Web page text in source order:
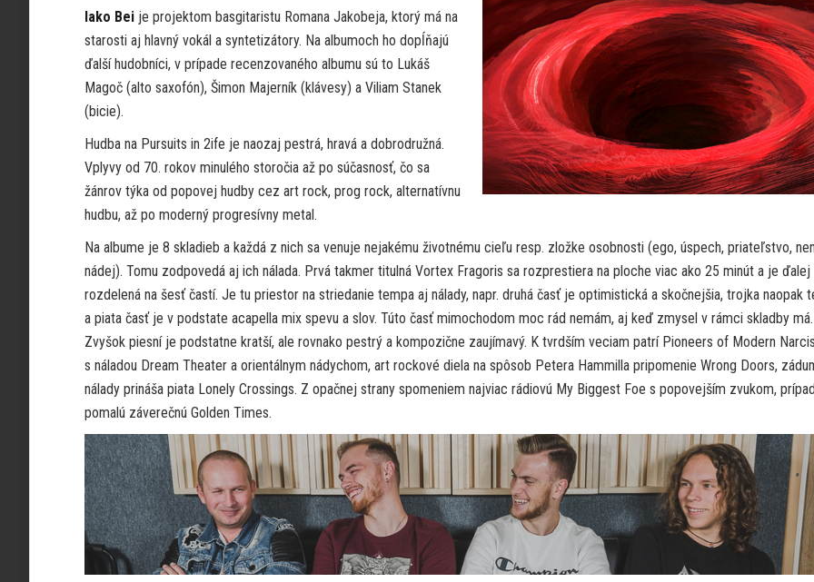
Iako Bei je projektom basgitaristu Romana Jakobeja, ktorý má na
starosti aj hlavný vokál a syntetizátory. Na albumoch ho dopĺňajú
ďalší hudobníci, v prípade recenzovaného albumu sú to Lukáš
Magoč (alto saxofón), Šimon Majerník (klávesy) a Viliam Stanek
(bicie).
Hudba na Pursuits in 2ife je naozaj pestrá, hravá a dobrodružná.
Vplyvy od 70. rokov minulého storočia až po súčasnosť, čo sa
žánrov týka od popovej hudby cez art rock, prog rock, alternatívnu
hudbu, až po moderný progresívny metal.
Na albume je 8 skladieb a každá z nich sa venuje nejakému životnému cieľu resp. zložke osobnosti (ego, úspech, priateľstvo,
nádej). Tomu zodpovedá aj ich nálada. Prvá takmer titulná Vortex Fragoris sa rozprestiera na ploche viac ako 25 minút a je ďalej
rozdelená na šesť častí. Je tu priestor na striedanie tempa aj nálady, napr. druhá časť je optimistická a skočnejšia, trojka naopak
a piata časť je v podstate acapella mix spevu a slov. Túto časť mimochodom moc rád nemám, aj keď zmysel v rámci skladby má.
Zvyšok piesní je podstatne kratší, ale rovnako pestrý a kompozične zaujímavý. K tvrdším veciam patrí Pioneers of Modern
s náladou Dream Theater a orientálnym nádychom, art rockové diela na spôsob Petera Hammilla pripomenie Wrong Doors,
nálady prináša piata Lonely Crossings. Z opačnej strany spomeniem najviac rádiovú My Biggest Foe s popovejším zvukom,
pomalú záverečnú Golden Times.